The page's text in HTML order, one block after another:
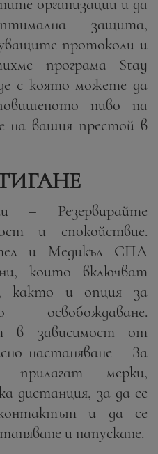
организации и да
защита,
протоколи и
програма Stay
с която можете да
ниво на
на вашия престой в
– Резервирайте
и спокойствие.
и Медикъл СПА
които включват
както и опция за
освобождаване.
в зависимост от
настаняване – За
мерки,
дистанция, за да се
и да се
и напускане.